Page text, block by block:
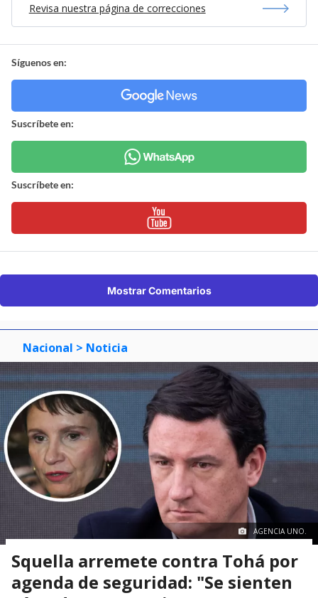
Revisa nuestra página de correcciones
Síguenos en:
Suscríbete en:
Suscríbete en:
Mostrar Comentarios
Nacional > Noticia
AGENCIA UNO.
Squella arremete contra Tohá por
agenda de seguridad: "Se sienten